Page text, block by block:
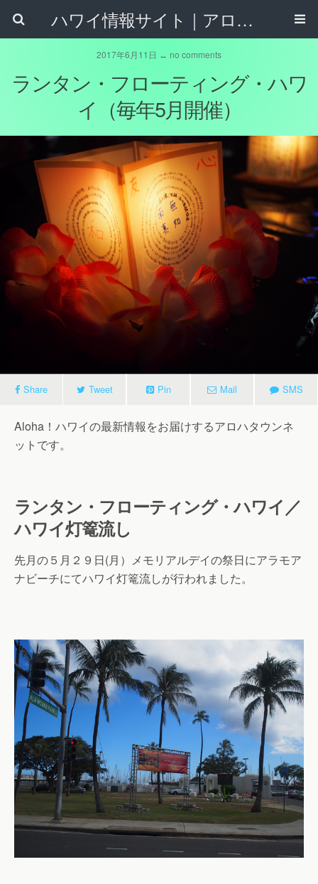
ハワイ情報サイト｜アロハタウンネット
2017年6月11日 ↔ no comments
ランタン・フローティング・ハワ
イ（毎年5月開催）
Share Tweet Pin Mail SMS
Aloha！ハワイの最新情報をお届けするアロハタウンネ
ットです。
ランタン・フローティング・ハワイ／
ハワイ灯篭流し
先月の５月２９日(月）メモリアルデイの祭日にアラモア
ナビーチにてハワイ灯篭流しが行われました。